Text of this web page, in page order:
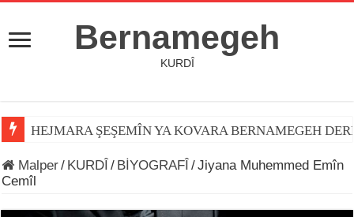
Bernamegeh
KURDÎ
HEJMARA ŞEŞEMÎN YA KOVARA BERNAMEGEH
Malper/ KURDÎ / BİYOGRAFÎ /Jiyana Muhemmed Emîn
Cemîl